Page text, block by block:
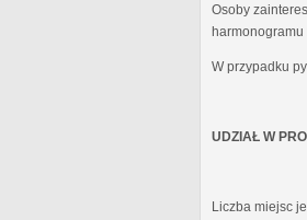
Osoby
harmonogramu
W przypadku
UDZIAŁ W
Liczba miejsc